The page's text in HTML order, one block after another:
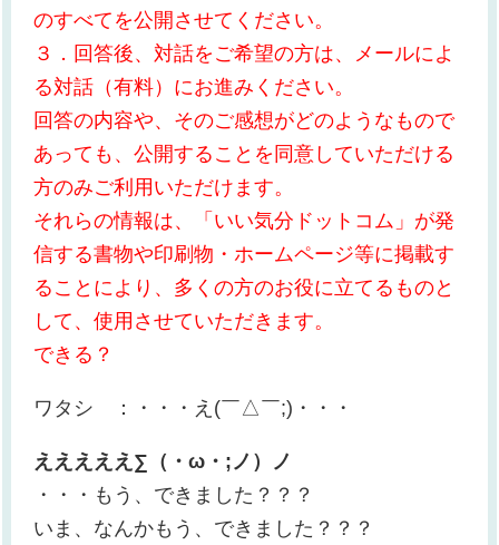
のすべてを公開させてください。
３．回答後、対話をご希望の方は、メールによ
る対話（有料）にお進みください。
回答の内容や、そのご感想がどのようなもので
あっても、公開することを同意していただける
方のみご利用いただけます。
それらの情報は、「いい気分ドットコム」が発
信する書物や印刷物・ホームページ等に掲載す
ることにより、多くの方のお役に立てるものと
して、使用させていただきます。
できる？
ワタシ ：・・・え(￣△￣;)・・・
えええええ∑（・ω・;ノ）ノ
・・・もう、できました？？？
いま、なんかもう、できました？？？